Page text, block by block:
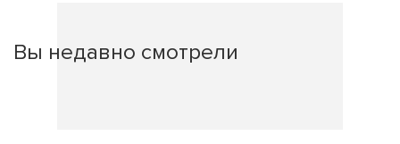
Вы недавно смотрели